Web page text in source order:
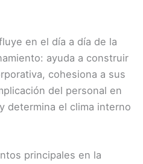
en el día a día de la
ayuda a construir
cohesiona a sus
del personal en
determina el clima interno
principales en la